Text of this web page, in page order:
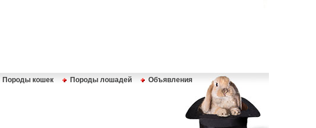
Породы кошек Породы лошадей
Объявления